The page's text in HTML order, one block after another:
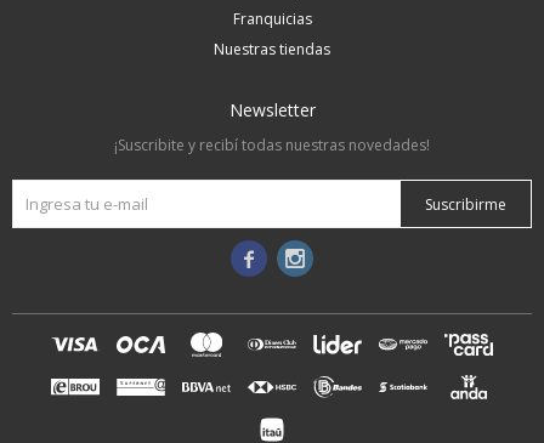
Franquicias
Nuestras tiendas
Newsletter
¡Suscribite y recibí todas nuestras novedades!
Suscribirme
 